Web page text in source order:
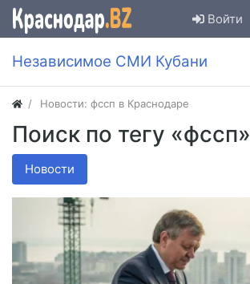
Войти
Независимое СМИ Кубани
Новости: фссп в Краснодаре
Поиск по тегу «фссп»
Новости